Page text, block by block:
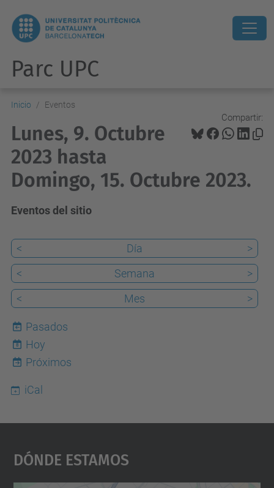
Parc UPC
Inicio Eventos
Compartir:
Lunes, 9. Octubre
2023 hasta
Domingo, 15. Octubre 2023.
Eventos del sitio
< Día
>
<
Semana
>
<
Mes >
Pasados
8
Hoy
Próximos
iCal
Dónde Estamos